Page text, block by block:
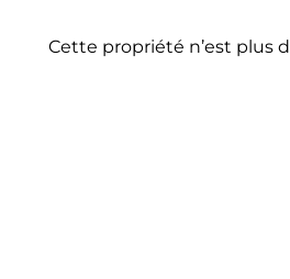
Cette propriété n’est plus